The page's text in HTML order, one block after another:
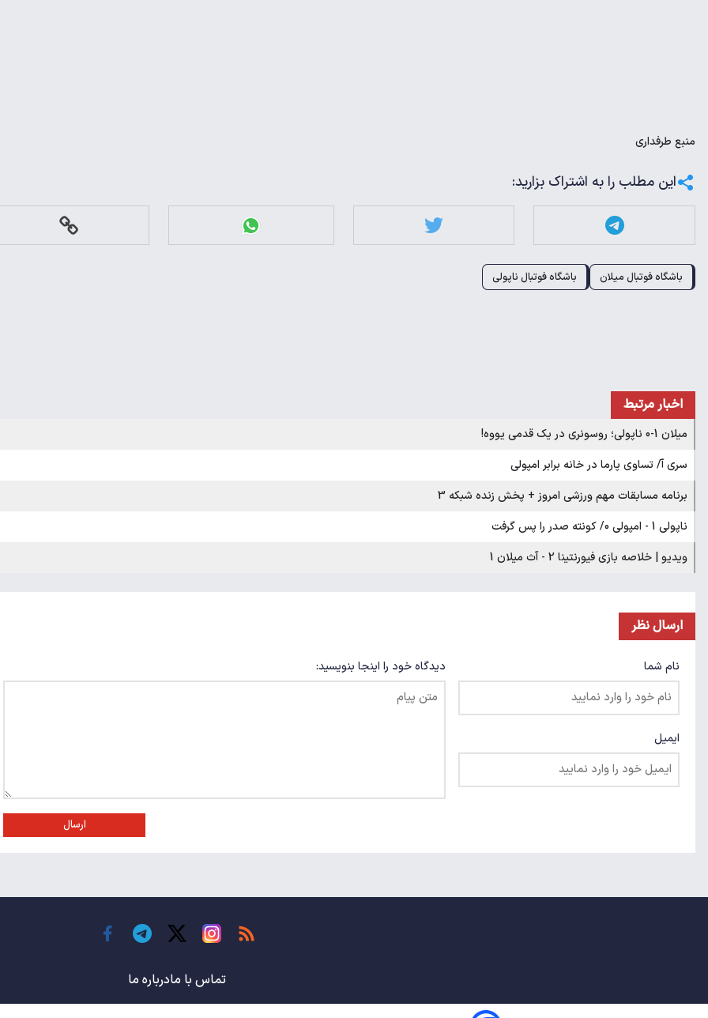
منبع طرفداری
این مطلب را به اشتراک بزارید:
باشگاه فوتبال میلان باشگاه فوتبال ناپولی
اخبار مرتبط
میلان 1-0 ناپولی؛ روسونری در یک قدمی یووه!
سری آ/ تساوی پارما در خانه برابر امپولی
برنامه مسابقات مهم ورزشی امروز + پخش زنده شبکه 3
ناپولی 1 - امپولی 0/ کونته صدر را پس گرفت
ویدیو | خلاصه بازی فیورنتینا 2 - آث میلان 1
ارسال نظر
نام شما
ایمیل
دیدگاه خود را اینجا بنویسید:
ارسال
تماس با مادرباره ما